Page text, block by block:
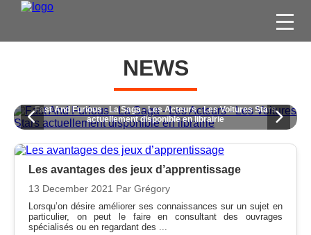
DVD / BLU-RAY / SVOD
JEUX VIDÉO
CONCOURS
DIVERS
ESPACE
NEWS
Stars
Label Chaussette surfe sur la nostalgie avec une collection
aux héros cultes de notre enfance
Les avantages des jeux d’apprentissage
13 December 2021 Par Grégory
Lorsqu’on désire améliorer ses connaissances sur un sujet en
particulier, on peut le faire en consultant des ouvrages
spécialisés ou en regardant des ...